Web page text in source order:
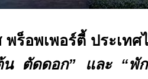
พร็อพเพอร์ตี้ ประเท
น ตัดดอก” และ“พั